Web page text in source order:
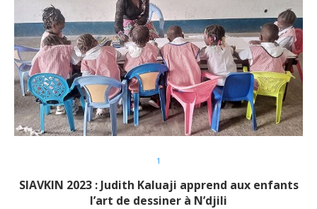
1
SIAVKIN 2023 : Judith Kaluaji apprend aux enfants
l’art de dessiner à N’djili